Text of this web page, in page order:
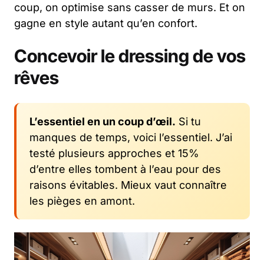
coup, on optimise sans casser de murs. Et on
gagne en style autant qu’en confort.
Concevoir le dressing de vos
rêves
L’essentiel en un coup d’œil. Si tu
manques de temps, voici l’essentiel. J’ai
testé plusieurs approches et 15%
d’entre elles tombent à l’eau pour des
raisons évitables. Mieux vaut connaître
les pièges en amont.